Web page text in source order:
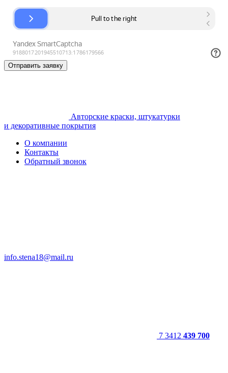
Отправить заявку
Авторские краски, штукатурки
и декоративные покрытия
О компании
Контакты
Обратный звонок
info.stena18@mail.ru
7 3412 439 700